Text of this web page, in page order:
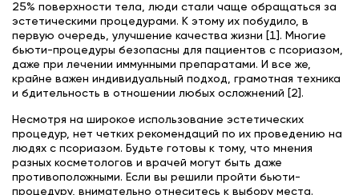
25% поверхности тела, люди стали чаще обращаться за
эстетическими процедурами. К этому их побудило, в
первую очередь, улучшение качества жизни [1]. Многие
бьюти-процедуры безопасны для пациентов с псориазом,
даже при лечении иммунными препаратами. И все же,
крайне важен индивидуальный подход, грамотная техника
и бдительность в отношении любых осложнений [2].
Несмотря на широкое использование эстетических
процедур, нет четких рекомендаций по их проведению на
людях с псориазом. Будьте готовы к тому, что мнения
разных косметологов и врачей могут быть даже
противоположными. Если вы решили пройти бьюти-
процедуру, внимательно отнеситесь к выбору места.